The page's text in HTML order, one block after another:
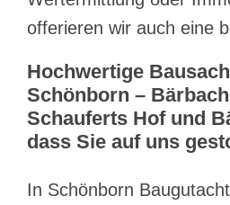
offerieren wir auch eine
Hochwertige
Schönborn –
Schauferts Hof und
dass Sie auf uns
In Schönborn